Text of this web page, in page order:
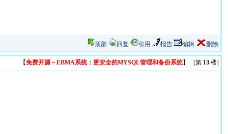
顶部 回复 引用 报告 编辑 删除
【免费开源－EBMA系统：更安全的MYSQL管理和备份系统】 [第 13楼]